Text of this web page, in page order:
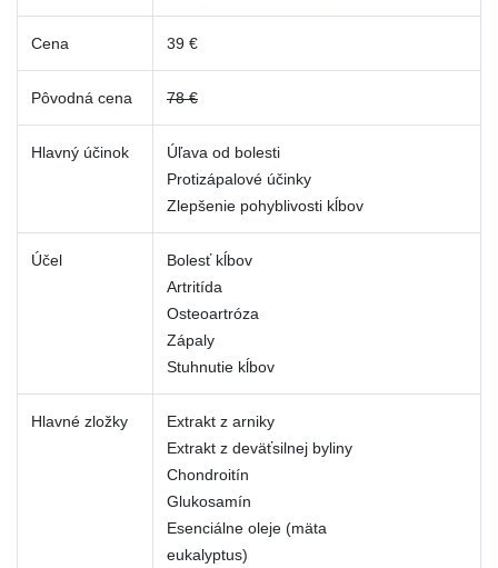
Cena 39 €
Pôvodná cena 78 €
Hlavný účinok
Úľava od bolesti
Protizápalové účinky
Zlepšenie pohyblivosti kĺbov
Účel
Bolesť kĺbov
Artritída
Osteoartróza
Zápaly
Stuhnutie kĺbov
Hlavné zložky
Extrakt z arniky
Extrakt z deväťsilnej byliny
Chondroitín
Glukosamín
Esenciálne oleje (mäta
eukalyptus)